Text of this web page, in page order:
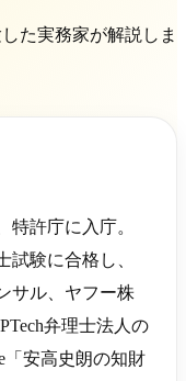
た実務家が解説しま
許庁に入庁。
験に合格し、
サル、ヤフー株
弁理士法人の
「安高史朗の知財